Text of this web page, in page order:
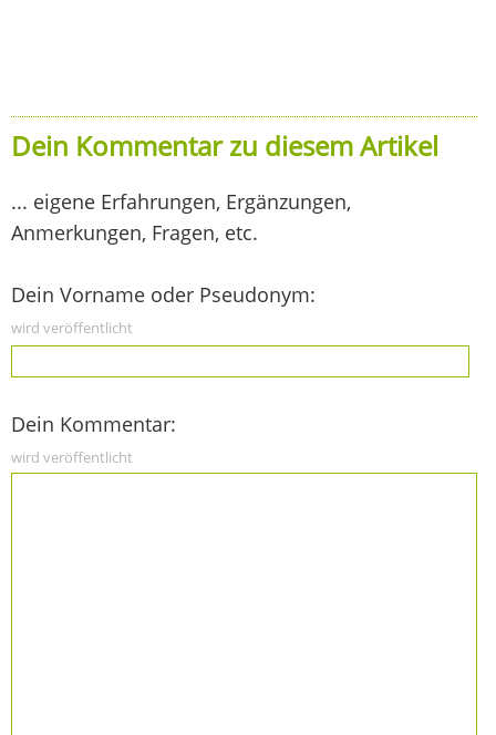
Dein Kommentar zu diesem Artikel
... eigene Erfahrungen, Ergänzungen,
Anmerkungen, Fragen, etc.
Dein Vorname oder Pseudonym:
wird veröffentlicht
Dein Kommentar:
wird veröffentlicht